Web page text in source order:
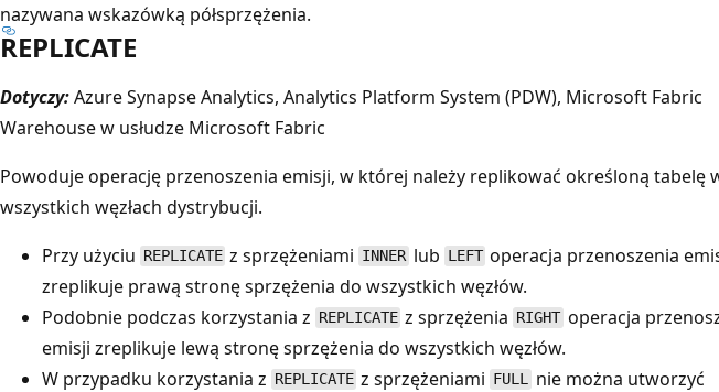
nazywana wskazówką półsprzężenia.
REPLICATE
Dotyczy:Azure Synapse Analytics, Analytics Platform System (PDW), Microsoft Fabric
Warehouse w usłudze Microsoft Fabric
Powoduje operację przenoszenia emisji, w której należy replikować określoną tabelę
wszystkich węzłach dystrybucji.
Przy użyciu REPLICATE z sprzężeniami INNERlub LEFT operacja przenoszenia
zreplikuje prawą stronę sprzężenia do wszystkich węzłów.
Podobnie podczas korzystania z REPLICATE z sprzężenia RIGHToperacja
emisji zreplikuje lewą stronę sprzężenia do wszystkich węzłów.
W przypadku korzystania z REPLICATE z sprzężeniami FULLnie można utworzyć